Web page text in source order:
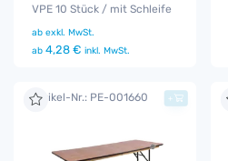
VPE 10 Stück / mit Schleife
ab exkl. MwSt.
ab 4,28 € inkl. MwSt.
Artikel-Nr.: PE-001660 +